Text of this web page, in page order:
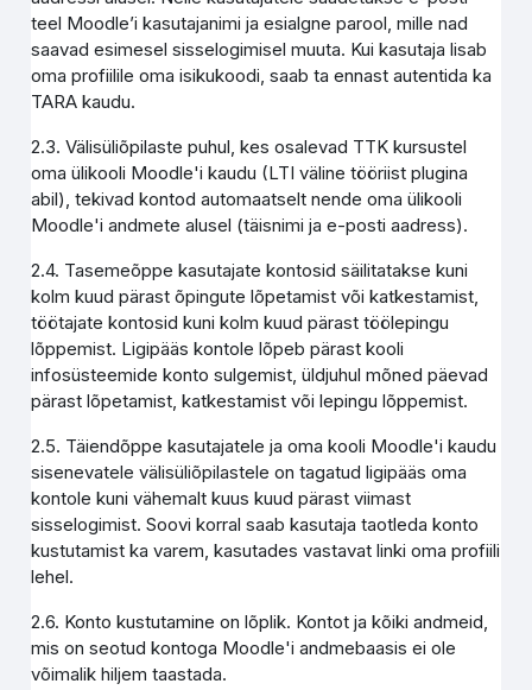
teel Moodle’i kasutajanimi ja esialgne parool, mille nad
saavad esimesel sisselogimisel muuta. Kui kasutaja lisab
oma profiilile oma isikukoodi, saab ta ennast autentida ka
TARA kaudu.
2.3. Välisüliõpilaste puhul, kes osalevad TTK kursustel
oma ülikooli Moodle'i kaudu (LTI väline tööriist plugina
abil), tekivad kontod automaatselt nende oma ülikooli
Moodle'i andmete alusel (täisnimi ja e-posti aadress).
2.4. Tasemeõppe kasutajate kontosid säilitatakse kuni
kolm kuud pärast õpingute lõpetamist või katkestamist,
töötajate kontosid kuni kolm kuud pärast töölepingu
lõppemist. Ligipääs kontole lõpeb pärast kooli
infosüsteemide konto sulgemist, üldjuhul mõned päevad
pärast lõpetamist, katkestamist või lepingu lõppemist.
2.5. Täiendõppe kasutajatele ja oma kooli Moodle'i kaudu
sisenevatele välisüliõpilastele on tagatud ligipääs oma
kontole kuni vähemalt kuus kuud pärast viimast
sisselogimist. Soovi korral saab kasutaja taotleda konto
kustutamist ka varem, kasutades vastavat linki oma profiili
lehel.
2.6. Konto kustutamine on lõplik. Kontot ja kõiki andmeid,
mis on seotud kontoga Moodle'i andmebaasis ei ole
võimalik hiljem taastada.